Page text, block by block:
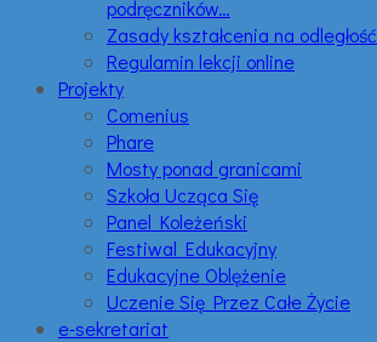
podręczników…
Zasady kształcenia na odległość
Regulamin lekcji online
Projekty
Comenius
Phare
Mosty ponad granicami
Szkoła Ucząca Się
Panel Koleżeński
Festiwal Edukacyjny
Edukacyjne Oblężenie
Uczenie Się Przez Całe Życie
e-sekretariat